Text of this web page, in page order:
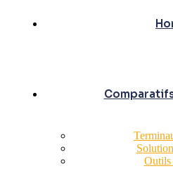
Outils